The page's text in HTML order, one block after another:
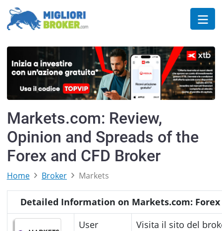
Markets.com: Review,
Opinion and Spreads of the
Forex and CFD Broker
Home Broker Markets
Detailed Information on Markets.com: Forex
User
Visita il sito del